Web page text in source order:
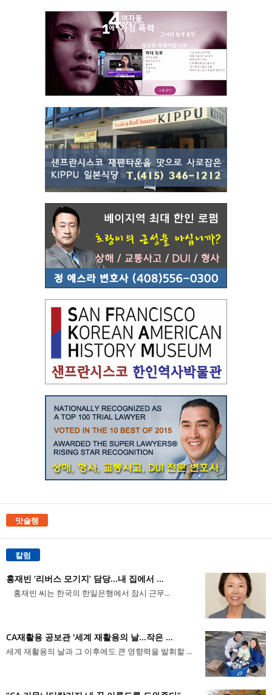
맛슐랭
칼럼
홍재빈 ‘리버스 모기지’ 담당...내 집에서 ...
홍재빈 씨는 한국의 한일은행에서 잠시 근무...
CA재활용 공보관 '세계 재활용의 날...작은 ...
세계 재활용의 날과 그 이후에도 큰 영향력을 발휘할 ...